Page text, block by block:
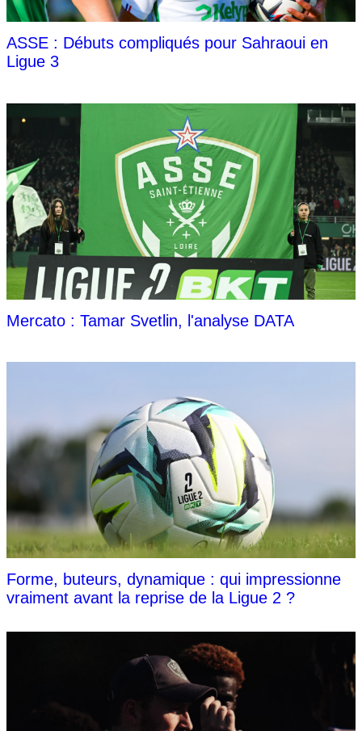
ASSE : Débuts compliqués pour Sahraoui en
Ligue 3
Mercato : Tamar Svetlin, l'analyse DATA
Forme, buteurs, dynamique : qui impressionne
vraiment avant la reprise de la Ligue 2 ?